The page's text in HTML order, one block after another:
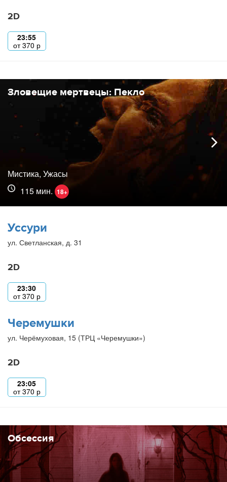
2D
23:55
от370 р
Зловещие мертвецы: Пекло
Мистика, Ужасы
115 мин. 18+
Уссури
ул. Светланская, д. 31
2D
23:30
от370 р
Черемушки
ул. Черёмуховая, 15 (ТРЦ «Черемушки»)
2D
23:05
от370 р
Обсессия